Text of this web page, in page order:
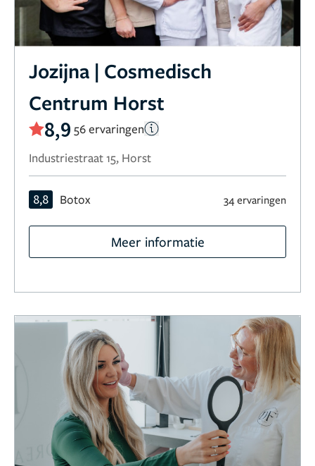
Jozijna | Cosmedisch
Centrum Horst
8,9 56 ervaringen
Industriestraat 15, Horst
8,8 Botox 34 ervaringen
Meer informatie